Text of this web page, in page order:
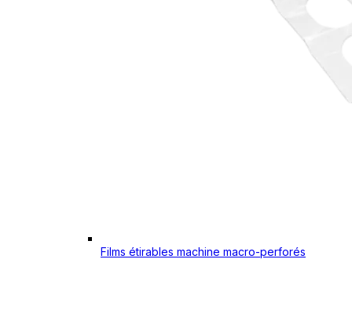
Films étirables machine macro-perforés